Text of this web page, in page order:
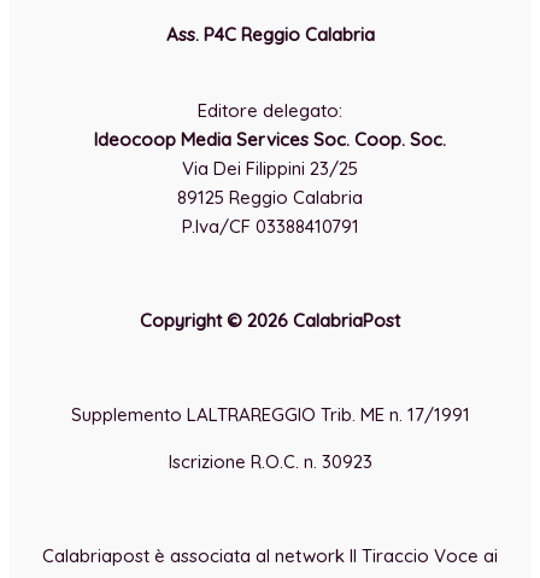
Ass. P4C Reggio Calabria
Editore delegato:
Ideocoop Media Services Soc. Coop. Soc.
Via Dei Filippini 23/25
89125 Reggio Calabria
P.Iva/CF 03388410791
Copyright © 2026 CalabriaPost
Supplemento LALTRAREGGIO Trib. ME n. 17/1991
Iscrizione R.O.C. n. 30923
Calabriapost è associata al network Il Tiraccio Voce ai